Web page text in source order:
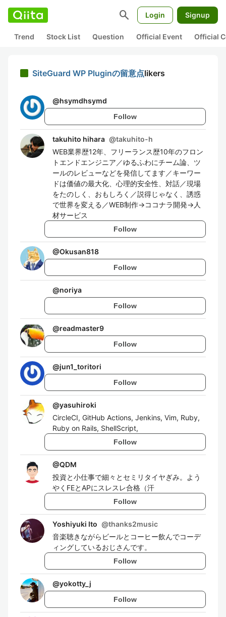
search Login Signup
Trend Stock List Question Official Event Official
SiteGuard WP Pluginの留意点likers
@hsymdhsymd
Follow
takuhito hihara @takuhito-h
WEB業界歴12年、フリーランス歴10年のフロン
トエンドエンジニア／ゆるふわにチーム論、ツ
ールのレビューなどを発信してます／キーワー
ドは価値の最大化、心理的安全性、対話／現場
をたのしく、おもしろく／説得じゃなく、誘惑
で世界を変える／WEB制作→ココナラ開発→人
材サービス
Follow
@Okusan818
Follow
@noriya
Follow
@readmaster9
Follow
@jun1_toritori
Follow
@yasuhiroki
CircleCI, GitHub Actions, Jenkins, Vim, Ruby,
Ruby on Rails, ShellScript,
Follow
@QDM
投資と小仕事で細々とセミリタイヤぎみ。よう
やくFEとAPにスレスレ合格（汗
Follow
Yoshiyuki Ito @thanks2music
音楽聴きながらビールとコーヒー飲んでコーデ
ィングしているおじさんです。
Follow
@yokotty_j
Follow